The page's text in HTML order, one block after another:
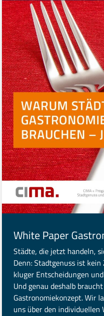
White Paper
Städte, die jetzt handeln,
Denn: Stadtgenuss ist
kluger Entscheidungen
Und genau deshalb
Gastronomiekonzept. Wir
uns über den individuellen